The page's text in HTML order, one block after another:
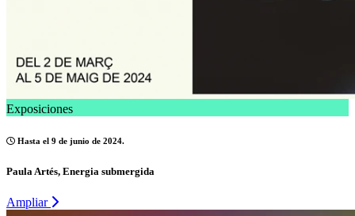
Exposiciones
Hasta el 9 de junio de 2024.
Paula Artés, Energia submergida
Ampliar